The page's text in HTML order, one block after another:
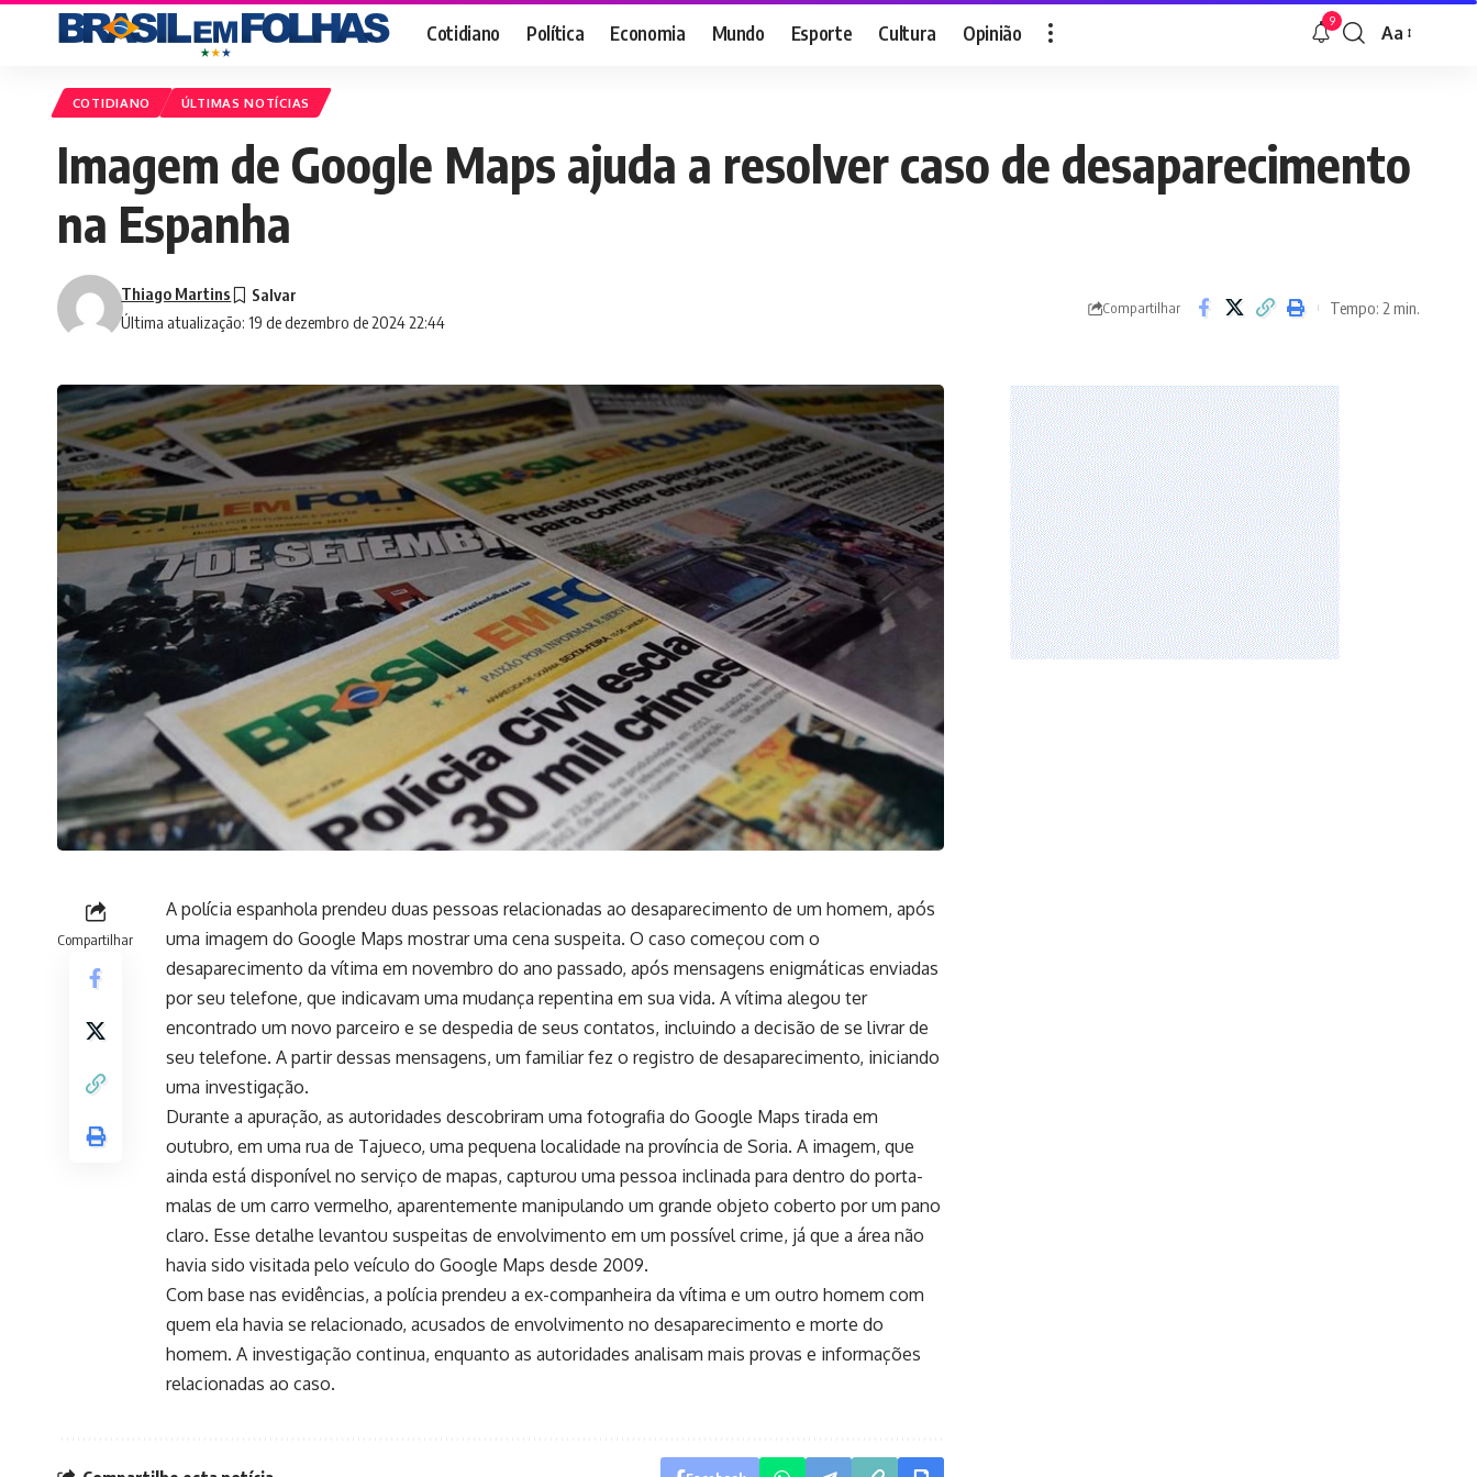
Cotidiano Política Economia Mundo Esporte Cultura Opinião 9
Font
Aa
COTIDIANO ÚLTIMAS NOTÍCIAS
Imagem de Google Maps ajuda a resolver caso de desaparecimento
na Espanha
Última atualização: 19 de dezembro de 2024 22:44
Thiago Martins
Compartilhar Tempo: 2 min.
Compartilhar
A polícia espanhola prendeu duas pessoas relacionadas ao desaparecimento de um homem, após
uma imagem do Google Maps mostrar uma cena suspeita. O caso começou com o
desaparecimento da vítima em novembro do ano passado, após mensagens enigmáticas enviadas
por seu telefone, que indicavam uma mudança repentina em sua vida. A vítima alegou ter
encontrado um novo parceiro e se despedia de seus contatos, incluindo a decisão de se livrar de
seu telefone. A partir dessas mensagens, um familiar fez o registro de desaparecimento, iniciando
uma investigação.
Durante a apuração, as autoridades descobriram uma fotografia do Google Maps tirada em
outubro, em uma rua de Tajueco, uma pequena localidade na província de Soria. A imagem, que
ainda está disponível no serviço de mapas, capturou uma pessoa inclinada para dentro do porta-
malas de um carro vermelho, aparentemente manipulando um grande objeto coberto por um pano
claro. Esse detalhe levantou suspeitas de envolvimento em um possível crime, já que a área não
havia sido visitada pelo veículo do Google Maps desde 2009.
Com base nas evidências, a polícia prendeu a ex-companheira da vítima e um outro homem com
quem ela havia se relacionado, acusados de envolvimento no desaparecimento e morte do
homem. A investigação continua, enquanto as autoridades analisam mais provas e informações
relacionadas ao caso.